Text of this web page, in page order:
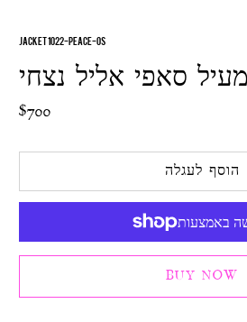
JACKET 1022-PEACE-OS
מעיל סאפי אליל נצחי
$700
הוסף לעגלה
BUY NOW